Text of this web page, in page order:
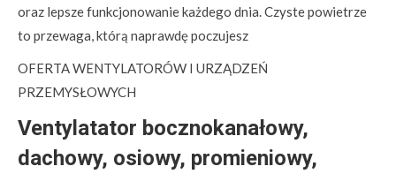
oraz lepsze funkcjonowanie każdego dnia. Czyste powietrze
to przewaga, którą naprawdę poczujesz
OFERTA WENTYLATORÓW I URZĄDZEŃ
PRZEMYSŁOWYCH
Ventylatator bocznokanałowy,
dachowy, osiowy, promieniowy,